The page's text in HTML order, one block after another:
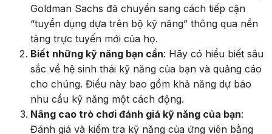
Goldman Sachs đã chuyển sang cách tiếp cận
“tuyển dụng dựa trên bộ kỹ năng” thông qua nền
tảng trực tuyến mới của họ.
Biết những kỹ năng bạn cần: Hãy có hiểu biết sâu
sắc về hệ sinh thái kỹ năng của bạn và quảng cáo
cho chúng. Điều này bao gồm khả năng dự báo
nhu cầu kỹ năng một cách động.
Nâng cao trò chơi đánh giá kỹ năng của bạn:
Đánh giá và kiểm tra kỹ năng của ứng viên bằng